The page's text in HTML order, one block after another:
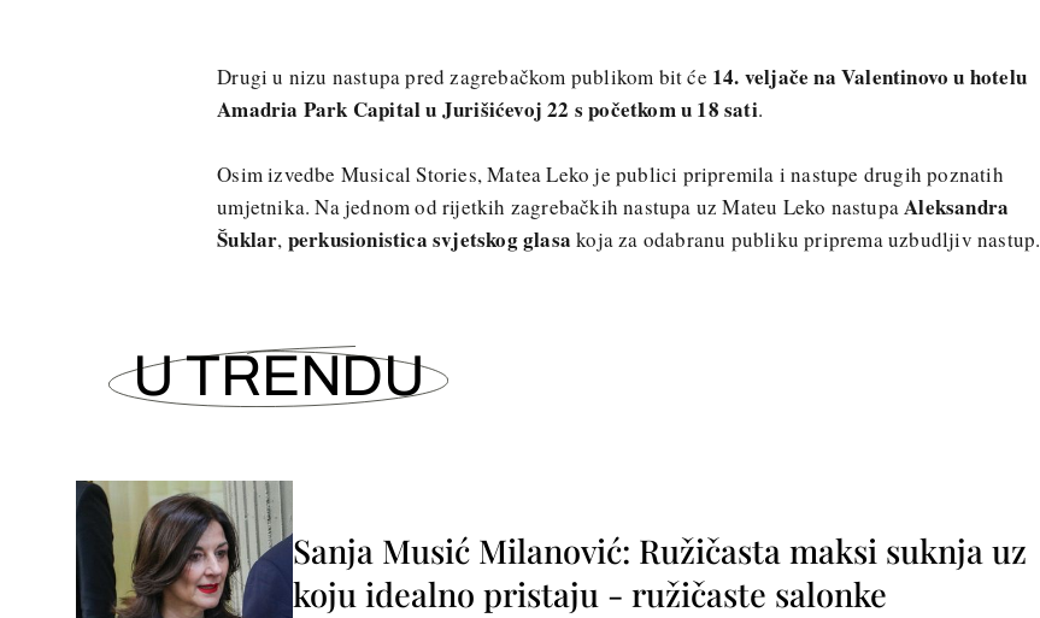
Drugi u nizu nastupa pred zagrebačkom publikom bit će 14. veljače na Valentinovo u hotelu
Amadria Park Capital u Jurišićevoj 22 s početkom u 18 sati.
Osim izvedbe Musical Stories, Matea Leko je publici pripremila i nastupe drugih poznatih
umjetnika. Na jednom od rijetkih zagrebačkih nastupa uz Mateu Leko nastupa Aleksandra
Šuklar, perkusionistica svjetskog glasa koja za odabranu publiku priprema uzbudljiv nastup.
U TRENDU
Sanja Musić Milanović: Ružičasta maksi suknja uz
koju idealno pristaju - ružičaste salonke